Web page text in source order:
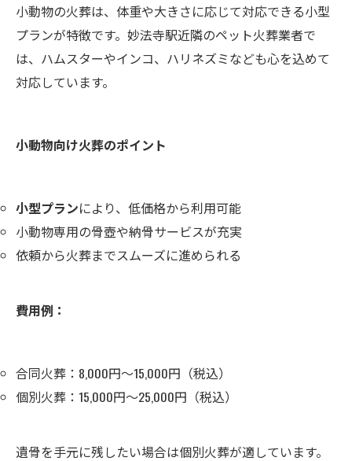
小動物の火葬は、体重や大きさに応じて対応できる小型
プランが特徴です。妙法寺駅近隣のペット火葬業者で
は、ハムスターやインコ、ハリネズミなども心を込めて
対応しています。
小動物向け火葬のポイント
小型プランにより、低価格から利用可能
小動物専用の骨壺や納骨サービスが充実
依頼から火葬までスムーズに進められる
費用例：
合同火葬：8,000円～15,000円（税込）
個別火葬：15,000円～25,000円（税込）
遺骨を手元に残したい場合は個別火葬が適しています。